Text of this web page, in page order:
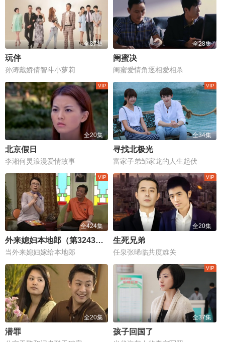
全37集
玩伴
孙涛戴娇倩智斗小萝莉
全28集
闺蜜决
闺蜜爱情角逐相爱相杀
全20集
北京假日
李湘何炅浪漫爱情故事
全34集
寻找北极光
富家子弟邹家龙的人生起伏
全424集
外来媳妇本地郎（第3243集-第3666集）
当外来媳妇嫁给本地郎
全20集
生死兄弟
任泉张晞临共度难关
全20集
潜罪
全37集
孩子回国了